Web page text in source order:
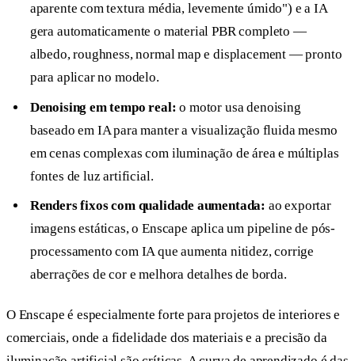
aparente com textura média, levemente úmido") e a IA
gera automaticamente o material PBR completo —
albedo, roughness, normal map e displacement — pronto
para aplicar no modelo.
Denoising em tempo real: o motor usa denoising
baseado em IA para manter a visualização fluida mesmo
em cenas complexas com iluminação de área e múltiplas
fontes de luz artificial.
Renders fixos com qualidade aumentada: ao exportar
imagens estáticas, o Enscape aplica um pipeline de pós-
processamento com IA que aumenta nitidez, corrige
aberrações de cor e melhora detalhes de borda.
O Enscape é especialmente forte para projetos de interiores e
comerciais, onde a fidelidade dos materiais e a precisão da